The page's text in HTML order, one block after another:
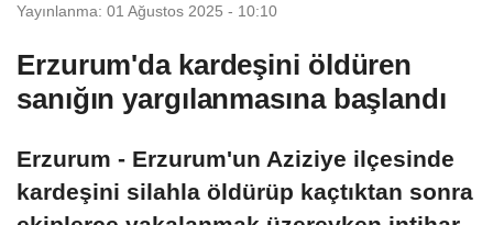
Yayınlanma: 01 Ağustos 2025 - 10:10
Erzurum'da kardeşini öldüren
sanığın yargılanmasına başlandı
Erzurum - Erzurum'un Aziziye ilçesinde
kardeşini silahla öldürüp kaçtıktan sonra